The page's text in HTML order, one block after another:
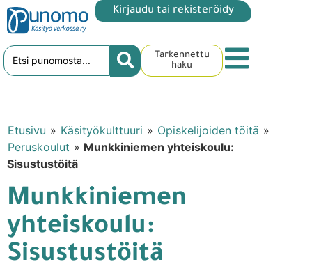
Kirjaudu tai rekisteröidy
Tarkennettu
haku
Etusivu » Käsityökulttuuri » Opiskelijoiden töitä »
Peruskoulut » Munkkiniemen yhteiskoulu:
Sisustustöitä
Munkkiniemen
yhteiskoulu:
Sisustustöitä